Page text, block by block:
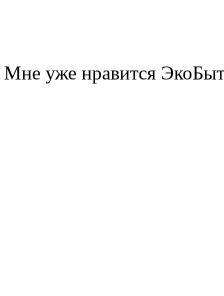
Мне уже нравится